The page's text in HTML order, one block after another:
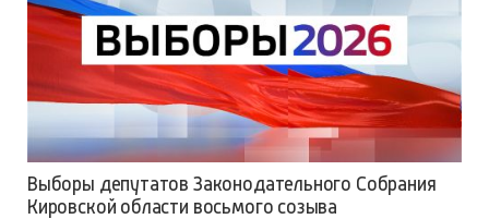
Выборы депутатов Законодательного Собрания
Кировской области восьмого созыва